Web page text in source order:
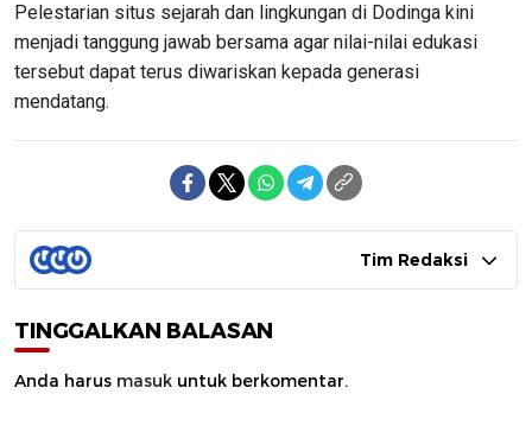
Pelestarian situs sejarah dan lingkungan di Dodinga kini
menjadi tanggung jawab bersama agar nilai-nilai edukasi
tersebut dapat terus diwariskan kepada generasi
mendatang.
Tim Redaksi
TINGGALKAN BALASAN
Anda harus masuk untuk berkomentar.